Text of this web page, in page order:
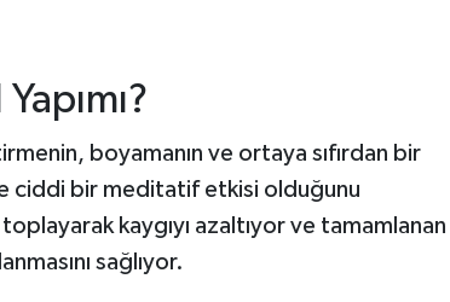
boyamanın ve ortaya sıfırdan bir
ciddi bir meditatif etkisi olduğunu
kaygıyı azaltıyor ve tamamlanan
sağlıyor.